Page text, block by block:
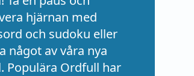
hjärnan med
och sudoku eller
något av våra nya
Populära Ordfull har